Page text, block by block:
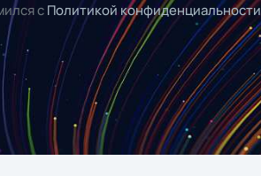
с Политикой конфиденциальности